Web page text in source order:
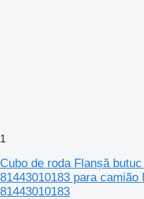
1
Cubo de roda Flanșă
81443010183 para camião
81443010183